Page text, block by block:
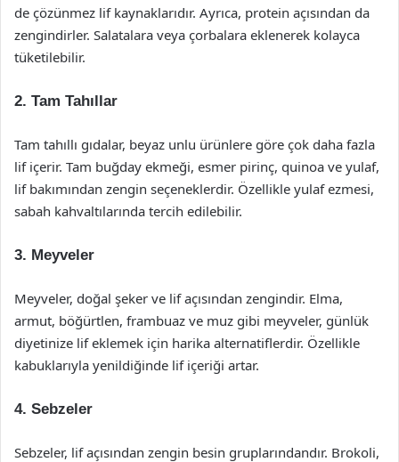
de çözünmez lif kaynaklarıdır. Ayrıca, protein açısından da
zengindirler. Salatalara veya çorbalara eklenerek kolayca
tüketilebilir.
2. Tam Tahıllar
Tam tahıllı gıdalar, beyaz unlu ürünlere göre çok daha fazla
lif içerir. Tam buğday ekmeği, esmer pirinç, quinoa ve yulaf,
lif bakımından zengin seçeneklerdir. Özellikle yulaf ezmesi,
sabah kahvaltılarında tercih edilebilir.
3. Meyveler
Meyveler, doğal şeker ve lif açısından zengindir. Elma,
armut, böğürtlen, frambuaz ve muz gibi meyveler, günlük
diyetinize lif eklemek için harika alternatiflerdir. Özellikle
kabuklarıyla yenildiğinde lif içeriği artar.
4. Sebzeler
Sebzeler, lif açısından zengin besin gruplarındandır. Brokoli,